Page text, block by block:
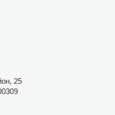
25